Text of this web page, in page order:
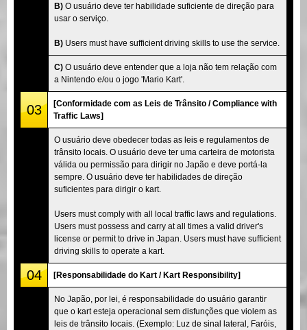
B) O usuário deve ter habilidade suficiente de direção para
usar o serviço.
B) Users must have sufficient driving skills to use the service.
C) O usuário deve entender que a loja não tem relação com
a Nintendo e/ou o jogo 'Mario Kart'.
03
[Conformidade com as Leis de Trânsito / Compliance with
Traffic Laws]
O usuário deve obedecer todas as leis e regulamentos de
trânsito locais. O usuário deve ter uma carteira de motorista
válida ou permissão para dirigir no Japão e deve portá-la
sempre. O usuário deve ter habilidades de direção
suficientes para dirigir o kart.
Users must comply with all local traffic laws and regulations.
Users must possess and carry at all times a valid driver's
license or permit to drive in Japan. Users must have sufficient
driving skills to operate a kart.
04 [Responsabilidade do Kart / Kart Responsibility]
No Japão, por lei, é responsabilidade do usuário garantir
que o kart esteja operacional sem disfunções que violem as
leis de trânsito locais. (Exemplo: Luz de sinal lateral, Faróis,